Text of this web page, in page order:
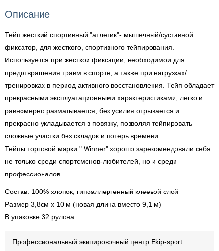
Описание
Тейп жесткий спортивный "атлетик"- мышечный/суставной
фиксатор, для жесткого, спортивного тейпирования.
Используется при жесткой фиксации, необходимой для
предотвращения травм в спорте, а также при нагрузках/
тренировках в период активного восстановления. Тейп обладает
прекрасными эксплуатационными характеристиками, легко и
равномерно разматывается, без усилия отрывается и
прекрасно укладывается в повязку, позволяя тейпировать
сложные участки без складок и потерь времени.
Тейпы торговой марки " Winner" хорошо зарекомендовали себя
не только среди спортсменов-любителей, но и среди
профессионалов.
Состав: 100% хлопок, гипоаллергенный клеевой слой
Размер 3,8см x 10 м (новая длина вместо 9,1 м)
В упаковке 32 рулона.
Профессиональный экипировочный центр Ekip-sport